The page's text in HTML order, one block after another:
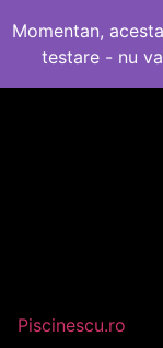
Piscinescu.ro
Momentan,
testare - nu